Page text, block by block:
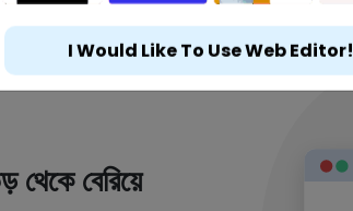
থেকে বেরিয়ে
I Would Like To Use Web Editor!